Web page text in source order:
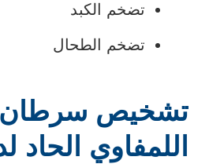
تضخم الكبد
تضخم الطحال
تشخيص سرطان
اللمفاوي الحاد